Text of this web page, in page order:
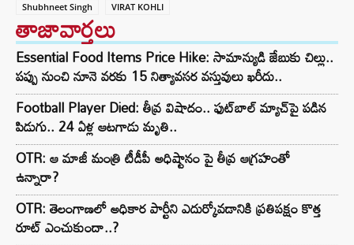
Shubhneet Singh
VIRAT KOHLI
తాజావార్తలు
Essential Food Items Price Hike: సామాన్యుడి జేబుకు చిల్లు..
పప్పు నుంచి నూనె వరకు 15 నిత్యావసర వస్తువులు ఖరీదు..
Football Player Died: తీవ్ర విషాదం.. ఫుట్‌బాల్ మ్యాచ్‌పై పడిన
పిడుగు.. 24 ఏళ్ల ఆటగాడు మృతి..
OTR: ఆ మాజీ మంత్రి టీడీపీ అధిష్టానం పై తీవ్ర ఆగ్రహంతో
ఉన్నారా?
OTR: తెలంగాణలో అధికార పార్టీని ఎదుర్కోవడానికి ప్రతిపక్షం కొత్త
రూట్‌ ఎంచుకుందా..?